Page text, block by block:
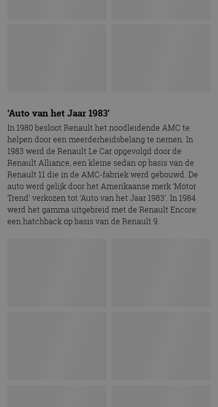
‘Auto van het Jaar 1983’
In 1980 besloot Renault het noodleidende AMC te
helpen door een meerderheidsbelang te nemen. In
1983 werd de Renault Le Car opgevolgd door de
Renault Alliance, een kleine sedan op basis van de
Renault 11 die in de AMC-fabriek werd gebouwd. De
auto werd gelijk door het Amerikaanse merk ‘Motor
Trend’ verkozen tot ‘Auto van het Jaar 1983’. In 1984
werd het gamma uitgebreid met de Renault Encore:
een hatchback op basis van de Renault 9.